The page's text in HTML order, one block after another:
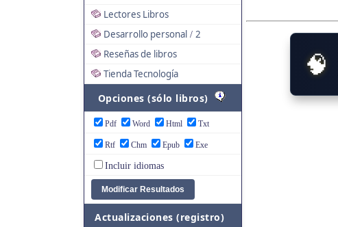
Lectores Libros
Desarrollo personal / 2
Reseñas de libros
Tienda Tecnología
Opciones (sólo libros)
Pdf Word Html Txt
Rtf Chm Epub Exe
Incluir idiomas
Actualizaciones (registro)
🧠